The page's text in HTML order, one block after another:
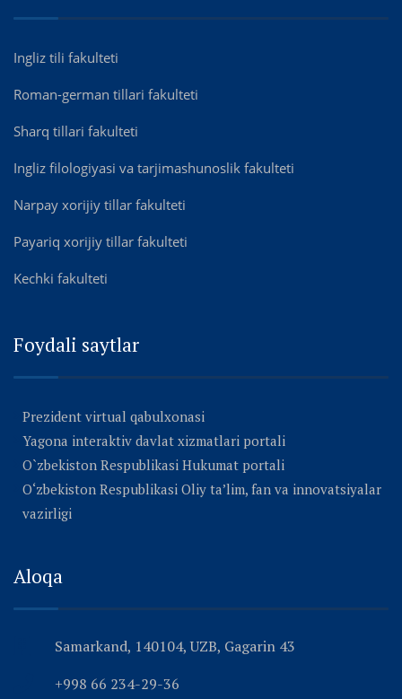
Ingliz tili fakulteti
Roman-german tillari fakulteti
Sharq tillari fakulteti
Ingliz filologiyasi va tarjimashunoslik fakulteti
Narpay xorijiy tillar fakulteti
Payariq xorijiy tillar fakulteti
Kechki fakulteti
Foydali saytlar
Prezident virtual qabulxonasi
Yagona interaktiv davlat xizmatlari portali
O`zbekiston Respublikasi Hukumat portali
O‘zbekiston Respublikasi Oliy ta’lim, fan va innovatsiyalar
vazirligi
Aloqa
Samarkand, 140104, UZB, Gagarin 43
+998 66 234-29-36